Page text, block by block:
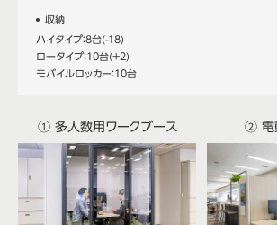
収納
ハイタイプ：8台(-18)
ロータイプ：10台(+2)
モバイルロッカー：10台
① 多人数用ワークブース ② 電